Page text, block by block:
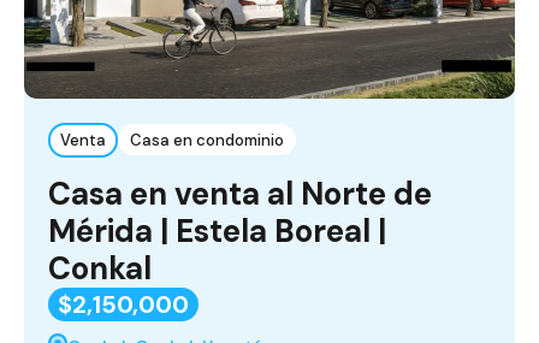
Venta Casa en condominio
Casa en venta al Norte de
Mérida | Estela Boreal |
Conkal
$2,150,000